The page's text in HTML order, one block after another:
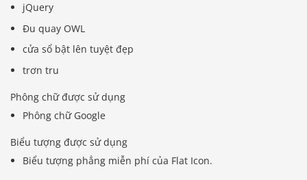
jQuery
Đu quay OWL
cửa sổ bật lên tuyệt đẹp
trơn tru
Phông chữ được sử dụng
Phông chữ Google
Biểu tượng được sử dụng
Biểu tượng phẳng miễn phí của Flat Icon.